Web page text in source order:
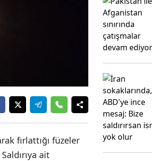
fırlattığı füzeler
ait